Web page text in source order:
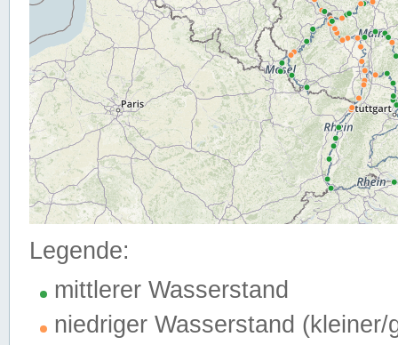
Legende:
mittlerer Wasserstand
niedriger Wasserstand (kleiner/